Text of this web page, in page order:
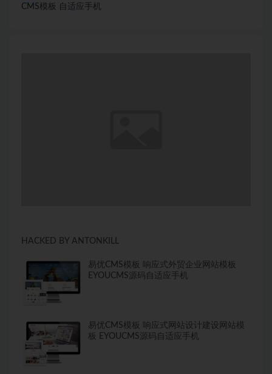
CMS模板 自适应手机
HACKED BY ANTONKILL
易优CMS模板 响应式外贸企业网站模板
EYOUCMS源码自适应手机
易优CMS模板 响应式网站设计建设网站模
板 EYOUCMS源码自适应手机